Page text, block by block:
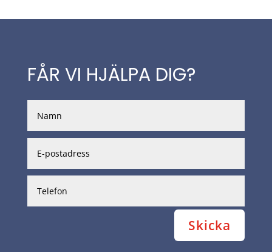
FÅR VI HJÄLPA DIG?
Skicka